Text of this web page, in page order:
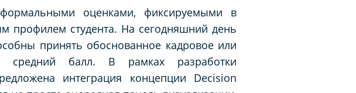
формальными оценками, фиксируемыми в
профилем студента. На сегодняшний день
принять обоснованное кадровое или
средний балл. В рамках разработки
интеграция концепции Decision